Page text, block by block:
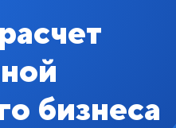
бизнеса